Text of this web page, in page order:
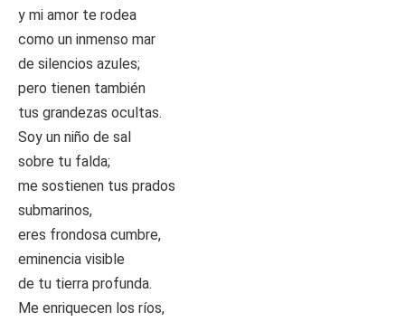
y mi amor te rodea
como un inmenso mar
de silencios azules;
pero tienen también
tus grandezas ocultas.
Soy un niño de sal
sobre tu falda;
me sostienen tus prados
submarinos,
eres frondosa cumbre,
eminencia visible
de tu tierra profunda.
Me enriquecen los ríos,